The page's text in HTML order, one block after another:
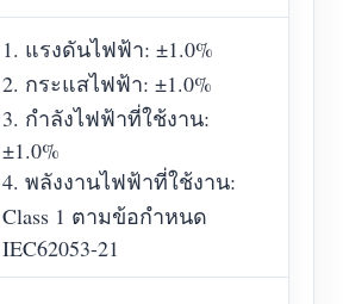
1. แรงดันไฟฟ้า: ±1.0%
2. กระแสไฟฟ้า: ±1.0%
3. กำลังไฟฟ้าที่ใช้งาน:
±1.0%
4. พลังงานไฟฟ้าที่ใช้งาน:
Class 1 ตามข้อกำหนด
IEC62053-21